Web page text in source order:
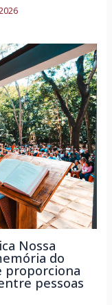
Nossa
do
proporciona
pessoas